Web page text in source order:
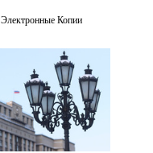
Электронные Копии